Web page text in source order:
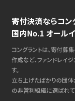
寄付決済ならコン
国内No.1 オール
コングラントは、寄付募
作成など、ファンドレイ
す。
立ち上げたばかりの団
の非営利組織に選ばれて